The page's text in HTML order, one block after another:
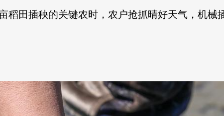
稻田插秧的关键农时，农户抢抓晴好天气，机械